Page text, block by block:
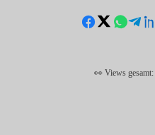
👀 Views gesamt: